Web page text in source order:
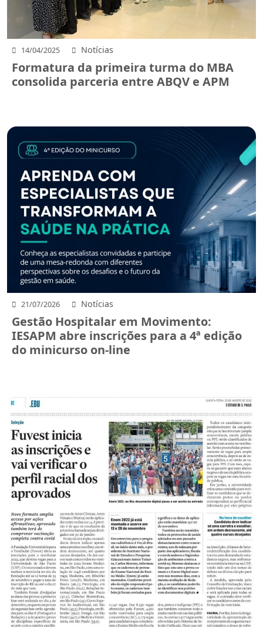
14/04/2025 Notícias
Formatura da primeira turma do MBA
consolida parceria entre ABQV e APM
21/07/2026 Notícias
Gestão Hospitalar em Movimento:
IESAPM abre inscrições para a 4ª edição
do minicurso on-line